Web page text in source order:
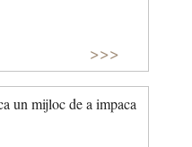
>>>
un mijloc de a impaca